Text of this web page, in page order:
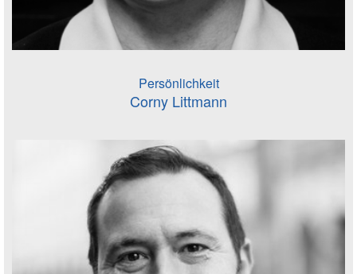
Persönlichkeit
Corny Littmann